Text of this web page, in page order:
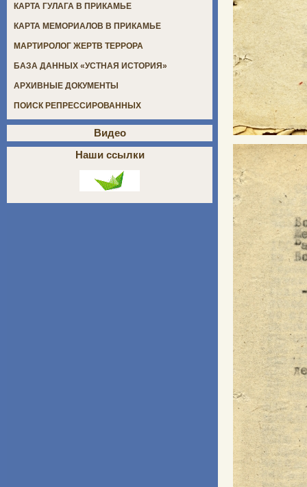
КАРТА ГУЛАГА В ПРИКАМЬЕ
КАРТА МЕМОРИАЛОВ В ПРИКАМЬЕ
МАРТИРОЛОГ ЖЕРТВ ТЕРРОРА
БАЗА ДАННЫХ «УСТНАЯ ИСТОРИЯ»
АРХИВНЫЕ ДОКУМЕНТЫ
ПОИСК РЕПРЕССИРОВАННЫХ
Видео
Наши ссылки